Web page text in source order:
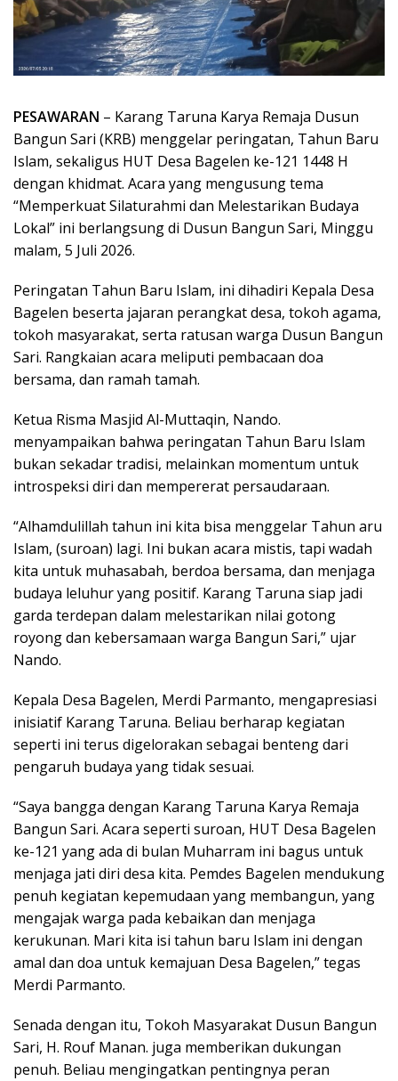
PESAWARAN – Karang Taruna Karya Remaja Dusun
Bangun Sari (KRB) menggelar peringatan, Tahun Baru
Islam, sekaligus HUT Desa Bagelen ke-121 1448 H
dengan khidmat. Acara yang mengusung tema
“Memperkuat Silaturahmi dan Melestarikan Budaya
Lokal” ini berlangsung di Dusun Bangun Sari, Minggu
malam, 5 Juli 2026.
Peringatan Tahun Baru Islam, ini dihadiri Kepala Desa
Bagelen beserta jajaran perangkat desa, tokoh agama,
tokoh masyarakat, serta ratusan warga Dusun Bangun
Sari. Rangkaian acara meliputi pembacaan doa
bersama, dan ramah tamah.
Ketua Risma Masjid Al-Muttaqin, Nando.
menyampaikan bahwa peringatan Tahun Baru Islam
bukan sekadar tradisi, melainkan momentum untuk
introspeksi diri dan mempererat persaudaraan.
“Alhamdulillah tahun ini kita bisa menggelar Tahun aru
Islam, (suroan) lagi. Ini bukan acara mistis, tapi wadah
kita untuk muhasabah, berdoa bersama, dan menjaga
budaya leluhur yang positif. Karang Taruna siap jadi
garda terdepan dalam melestarikan nilai gotong
royong dan kebersamaan warga Bangun Sari,” ujar
Nando.
Kepala Desa Bagelen, Merdi Parmanto, mengapresiasi
inisiatif Karang Taruna. Beliau berharap kegiatan
seperti ini terus digelorakan sebagai benteng dari
pengaruh budaya yang tidak sesuai.
“Saya bangga dengan Karang Taruna Karya Remaja
Bangun Sari. Acara seperti suroan, HUT Desa Bagelen
ke-121 yang ada di bulan Muharram ini bagus untuk
menjaga jati diri desa kita. Pemdes Bagelen mendukung
penuh kegiatan kepemudaan yang membangun, yang
mengajak warga pada kebaikan dan menjaga
kerukunan. Mari kita isi tahun baru Islam ini dengan
amal dan doa untuk kemajuan Desa Bagelen,” tegas
Merdi Parmanto.
Senada dengan itu, Tokoh Masyarakat Dusun Bangun
Sari, H. Rouf Manan. juga memberikan dukungan
penuh. Beliau mengingatkan pentingnya peran